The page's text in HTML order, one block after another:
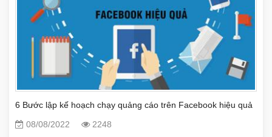
6 Bước lập kế hoạch chạy quảng cáo trên Facebook hiệu quả
08/08/2022
2248